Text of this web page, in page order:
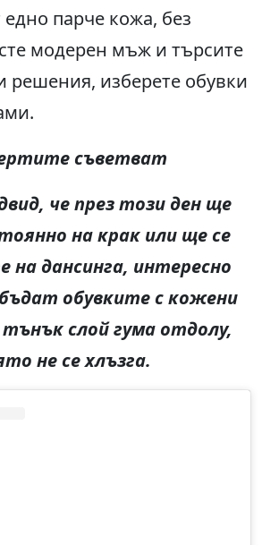
парче кожа, без
модерен мъж и търсите
решения, изберете обувки
съветват
че през този ден ще
на крак или ще се
на дансинга, интересно
обувките с кожени
слой гума отдолу,
не се хлъзга.